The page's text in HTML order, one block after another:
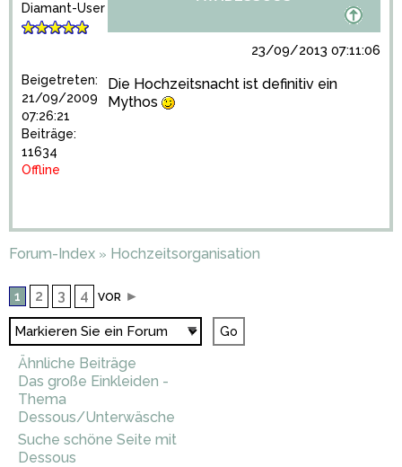
Diamant-User
Beigetreten:
21/09/2009
07:26:21
Beiträge:
11634
Offline
23/09/2013 07:11:06
Die Hochzeitsnacht ist definitiv ein
Mythos
Forum-Index » Hochzeitsorganisation
1 2 3 4 VOR ►
Ähnliche Beiträge
Das große Einkleiden -
Thema
Dessous/Unterwäsche
Suche schöne Seite mit
Dessous